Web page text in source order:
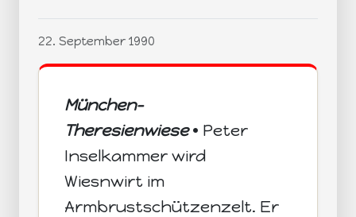
22. September 1990
München-
Theresienwiese• Peter
Inselkammer wird
Wiesnwirt im
Armbrustschützenzelt. Er